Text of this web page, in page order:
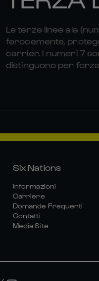
Le terze linee ala
ferocemente,
carrier. I numeri 7
distinguono per
Six Nations
Informazioni
Carriere
Domande Frequenti
Contatti
Media Site